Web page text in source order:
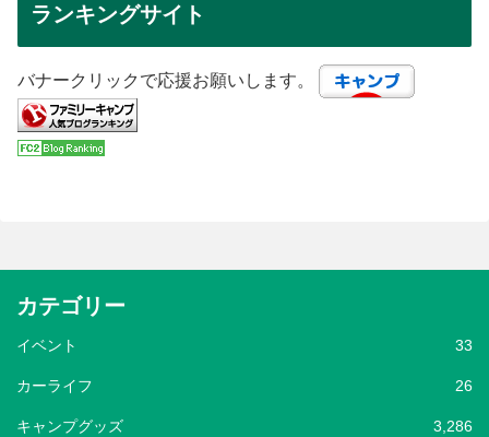
ランキングサイト
バナークリックで応援お願いします。
カテゴリー
イベント 33
カーライフ 26
キャンプグッズ 3,286